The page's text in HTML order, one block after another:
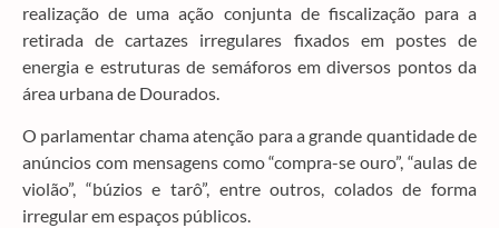
realização de uma ação conjunta de fiscalização para a
retirada de cartazes irregulares fixados em postes de
energia e estruturas de semáforos em diversos pontos da
área urbana de Dourados.
O parlamentar chama atenção para a grande quantidade de
anúncios com mensagens como “compra-se ouro”, “aulas de
violão”, “búzios e tarô”, entre outros, colados de forma
irregular em espaços públicos.